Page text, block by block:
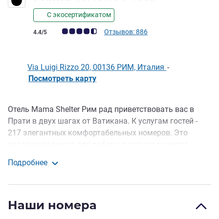
С экосертификатом
Примечание: отзывы клиентов (Рейтинг ALL)
4.4/5 Отзывов: 886
Via Luigi Rizzo 20, 00136 РИМ, Италия -
Посмотреть карту
Описание
Отель Mama Shelter Рим рад приветствовать вас в
Прати в двух шагах от Ватикана. К услугам гостей -
217 элегантных комфортабельных номеров. Это
Павла, бассейн, спа (сауна и хаммам), сад, бары и
Добро пожаловать в отель Mama Рим! К вашим
услугам - 217 дизайнерских номеров, зона отдыха на
Подробнее
Наши номера